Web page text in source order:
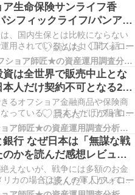
生命保険サンライフ香
シフィックライフ/パンアメ
正規代理店IFAで先ずは
ョン！
、国内生保とは比較にならない
用されているとはよく聞く話。
くらいの運用利回りで死亡保障
大きくなっていくかはイメージ
れない。 契約に興味があるなら
Financ…
★オフショア師匠★の資産運用調査分析ダイアリー
資は全世界で販売中止とな
人だけ契約不可となる2つ
る！購入できるうちに行動
！
るオフショア金融商品や保険商
っている。 日本人だけが阻害さ
いる人もいるが、世界中で契約
ースと日本人（日本市場）だけ契
ースとに層別される。 日本人が
ョア金融商品や保険商品は年々
★オフショア師匠★の資産運用調査分析ダイアリー
銀行 なぜ日本は「無謀な戦
かを読んだ感想レビュ
じる日本のお金のやりく
る一冊！
えないが、戦争には多額のお金
リカの場合は多くの軍人がいて兵
度に戦争を行って経済を回して